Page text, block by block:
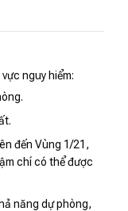
nguy hiểm:
đến Vùng 1/21,
chí có thể được
năng dự phòng,